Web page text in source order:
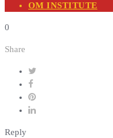
OM INSTITUTE
0
Share
Reply